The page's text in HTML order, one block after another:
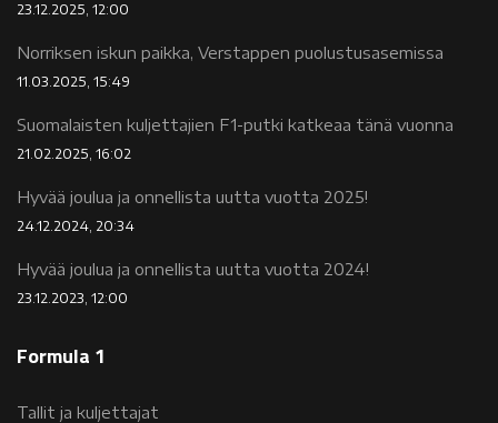
23.12.2025, 12:00
Norriksen iskun paikka, Verstappen puolustusasemissa
11.03.2025, 15:49
Suomalaisten kuljettajien F1-putki katkeaa tänä vuonna
21.02.2025, 16:02
Hyvää joulua ja onnellista uutta vuotta 2025!
24.12.2024, 20:34
Hyvää joulua ja onnellista uutta vuotta 2024!
23.12.2023, 12:00
Formula 1
Tallit ja kuljettajat